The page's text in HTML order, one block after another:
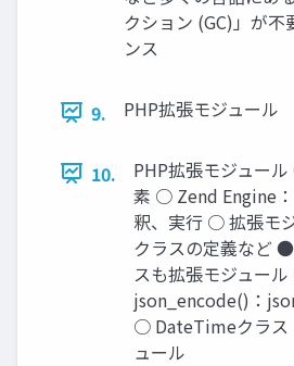
クション (GC)」が
ンス
9. PHP拡張モジュール
10.
PHP拡張モジュー
素 ○ Zend Engine
釈、実行 ○ 拡張モ
クラスの定義など
スも拡張モジュー
json_encode()：
○ DateTimeクラス
ュール